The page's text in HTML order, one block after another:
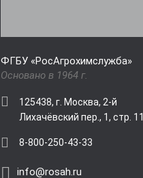
ФГБУ «РосАгрохимслужба»
Основано в 1964 г.
125438, г. Москва, 2-й
Лихачёвский пер., 1, стр. 11
8-800-250-43-33
info@rosah.ru